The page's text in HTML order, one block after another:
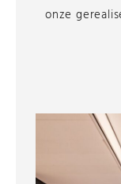
onze